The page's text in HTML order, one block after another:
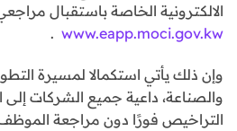
الالكترونية الخاصة باستقبال
www.eapp.moci.gov.kw
.
وإن ذلك يأتي استكمالا لمسيرة
والصناعة، داعية جميع الشركات
التراخيص فورًا دون مراجعة الموظف